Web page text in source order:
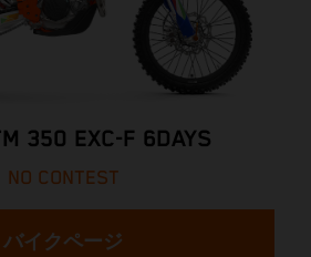
350 EXC-F 6DAYS
NO CONTEST
バイクページ